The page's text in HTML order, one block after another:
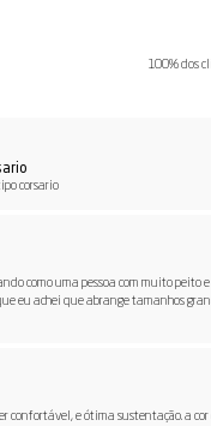
100% dos
corsario
como uma pessoa com muito peito e
eu achei que abrange tamanhos
confortável, e ótima sustentação. a cor